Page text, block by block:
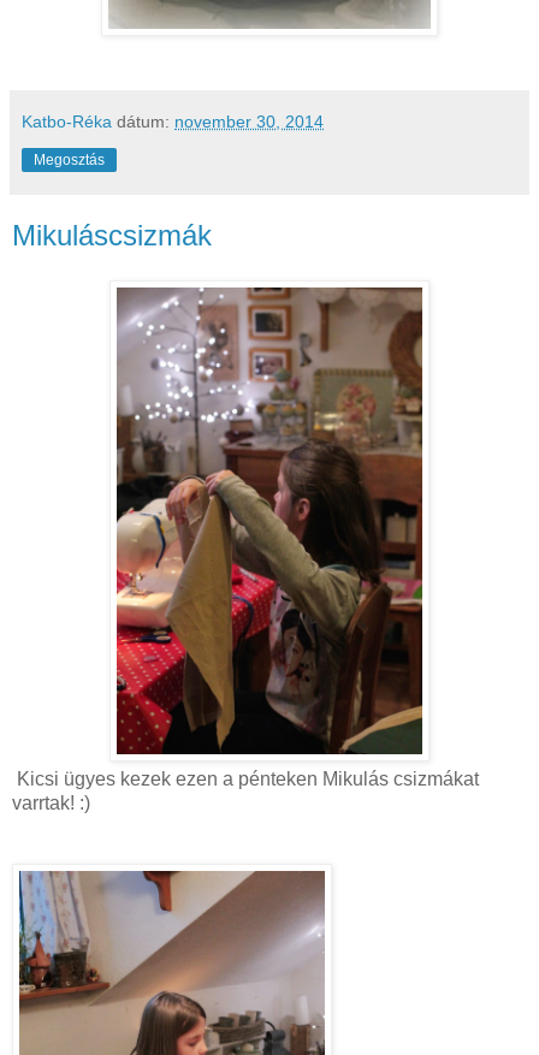
Katbo-Réka dátum: november 30, 2014
Megosztás
Mikuláscsizmák
Kicsi ügyes kezek ezen a pénteken Mikulás csizmákat
varrtak! :)